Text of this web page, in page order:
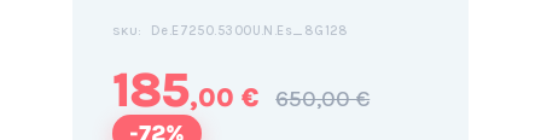
SKU: De.E7250.5300U.N.Es_8G128
185,00 € 650,00 €
-72%